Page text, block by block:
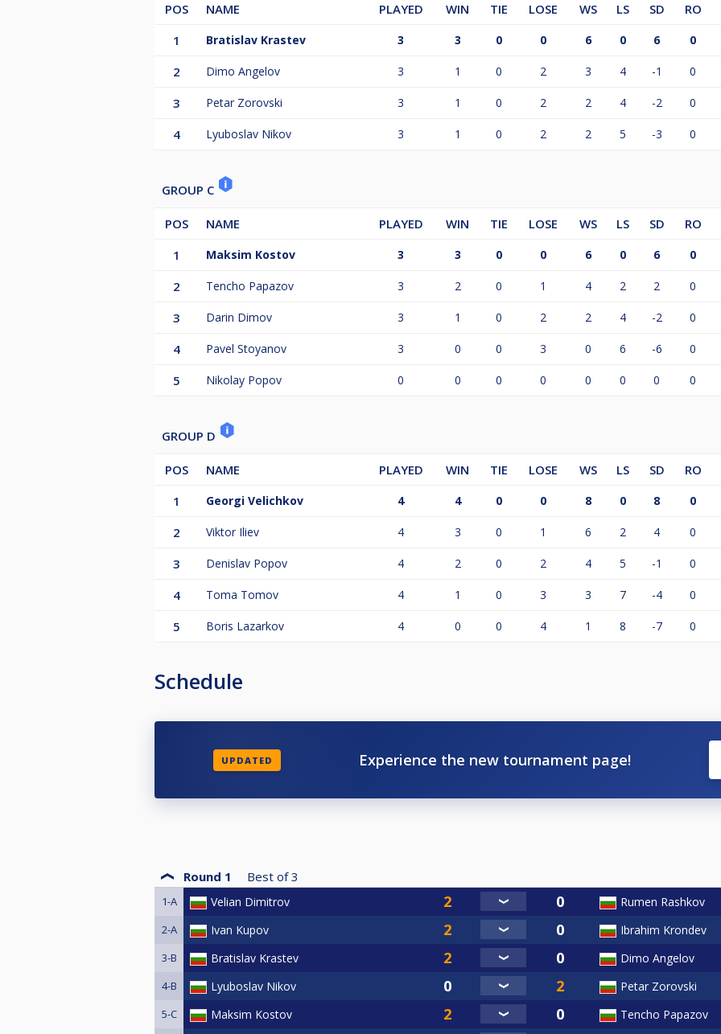
POS NAME PLAYED WIN TIE LOSE WS LS SD
RO
1
Bratislav Krastev 3 3 0 0 6 0 6 0
2 Dimo Angelov 3 1 0 2 3 4 -1 0
3 Petar Zorovski 3 1 0 2 2 4 -2 0
4 Lyuboslav Nikov 3 1 0 2 2 5 -3 0
GROUP C
POS NAME PLAYED WIN TIE LOSE WS LS SD
RO
1
Maksim Kostov 3 3 0 0 6 0 6 0
2 Tencho Papazov 3 2 0 1 4 2 2 0
3 Darin Dimov 3 1 0 2 2 4 -2 0
4 Pavel Stoyanov 3 0 0 3 0 6 -6 0
5 Nikolay Popov 0 0 0 0 0 0 0 0
GROUP D
POS NAME PLAYED WIN TIE LOSE WS LS SD
RO
1
Georgi Velichkov 4 4 0 0 8 0 8 0
2 Viktor Iliev 4 3 0 1 6 2 4 0
3 Denislav Popov 4 2 0 2 4 5 -1 0
4 Toma Tomov 4 1 0 3 3 7 -4 0
5 Boris Lazarkov 4 0 0 4 1 8 -7 0
Schedule
UPDATED Experience the new tournament page!
Round 1 Best of 3
1-A Velian Dimitrov Rumen Rashkov
2-A Ivan Kupov Ibrahim Krondev
3-B Bratislav Krastev Dimo Angelov
4-B Lyuboslav Nikov Petar Zorovski
5-C Maksim Kostov Tencho Papazov